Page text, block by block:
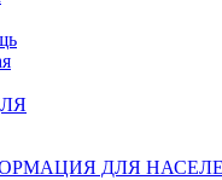
ДЛЯ